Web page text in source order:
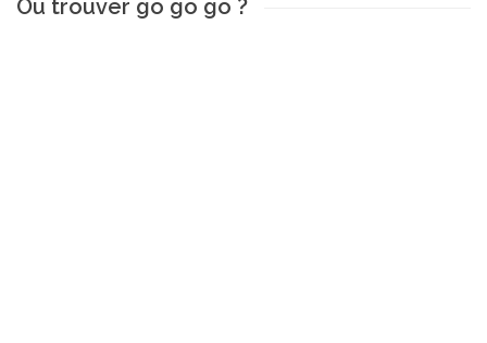
Ou trouver go go go ?